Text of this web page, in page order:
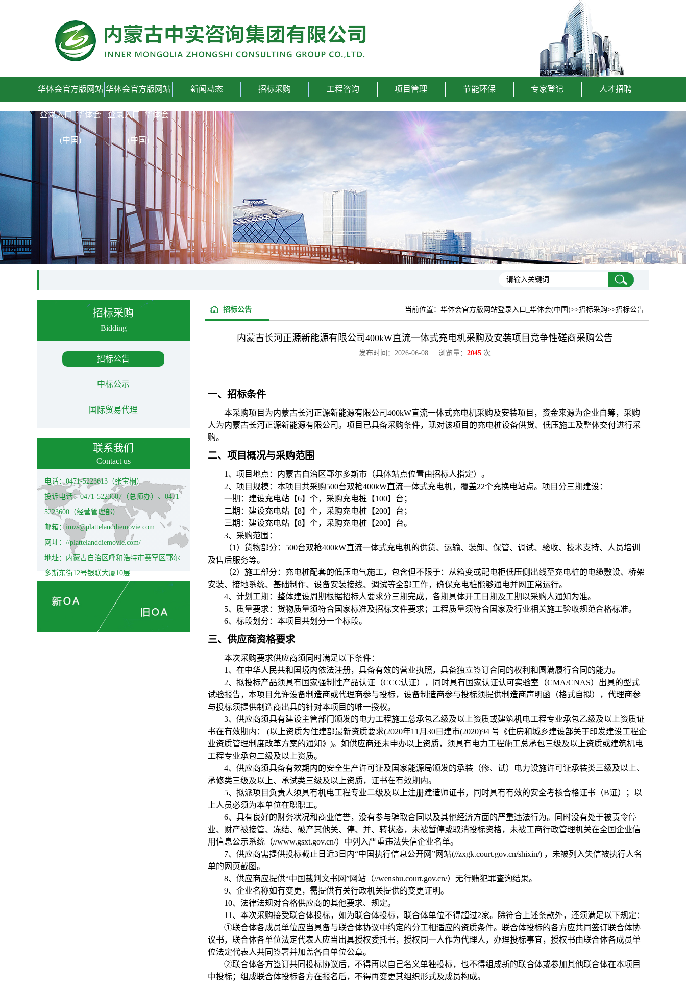
华体会官方版网站
登录入口_华体会
(中国)
华体会官方版网站
登录入口_华体会
(中国)
新闻动态 招标采购 工程咨询 项目管理 节能环保 专家登记 人才招聘
招标采购
Bidding
招标公告
中标公示
国际贸易代理
联系我们
Contact us
电话：0471-5223613（张宝桐）
投诉电话：0471-5223607（总师办）、0471-
5223600（经营管理部）
邮箱：imzs@plattelanddiemovie.com
网址：//plattelanddiemovie.com/
地址：内蒙古自治区呼和浩特市赛罕区鄂尔
多斯东街12号银联大厦10层
当前位置： 华体会官方版网站登录入口_华体会(中国)>>招标采购>>招标公告
招标公告
内蒙古长河正源新能源有限公司400kW直流一体式充电机采购及安装项目竞争性磋商采购公告
发布时间：2026-06-08 浏览量： 2045 次
一、招标条件
本采购项目为内蒙古长河正源新能源有限公司400kW直流一体式充电机采购及安装项目，资金来源为企业自筹，采购
人为内蒙古长河正源新能源有限公司。项目已具备采购条件，现对该项目的充电桩设备供货、低压施工及整体交付进行采
购。
二、项目概况与采购范围
1 、项目地点：内蒙古自治区鄂尔多斯市（具体站点位置由招标人指定）。
2、项目规模：本项目共采购500台双枪400kW直流一体式充电机，覆盖22个充换电站点。项目分三期建设：
一期：建设充电站【6】个，采购充电桩【100】台；
二期：建设充电站【8】个，采购充电桩【200】台；
三期：建设充电站【8】个，采购充电桩【200】台。
3、采购范围：
（1）货物部分：500台双枪400kW直流一体式充电机的供货、运输、装卸、保管、调试、验收、技术支持、人员培训
及售后服务等。
（2）施工部分：充电桩配套的低压电气施工，包含但不限于：从箱变或配电柜低压侧出线至充电桩的电缆敷设、桥架
安装、接地系统、基础制作、设备安装接线、调试等全部工作，确保充电桩能够通电并网正常运行。
4、计划工期：整体建设周期根据招标人要求分三期完成，各期具体开工日期及工期以采购人通知为准。
5、质量要求：货物质量须符合国家标准及招标文件要求；工程质量须符合国家及行业相关施工验收规范合格标准。
6、标段划分：本项目共划分一个标段。
三、供应商资格要求
本次采购要求供应商须同时满足以下条件：
1、 在中华人民共和国境内依法注册，具备有效的营业执照，具备独立签订合同的权利和圆满履行合同的能力。
2、 拟投标产品须具有国家强制性产品认证（CCC认证），同时具有国家认证认可实验室（CMA/CNAS）出具的型式
试验报告，本项目允许设备制造商或代理商参与投标，设备制造商参与投标须提供制造商声明函（格式自拟），代理商参
与投标须提供制造商出具的针对本项目的唯一授权。
3、供应商须具有建设主管部门颁发的电力工程施工总承包乙级及以上资质或建筑机电工程专业承包乙级及以上资质证
书在有效期内： (以上资质为住建部最新资质要求(2020年11月30日建市(2020)94 号《住房和城乡建设部关于印发建设工程企
业资质管理制度改革方案的通知》)。如供应商还未申办以上资质，须具有电力工程施工总承包三级及以上资质或建筑机电
工程专业承包二级及以上资质。
4、供应商须具备有效期内的安全生产许可证及国家能源局颁发的承装（修、试）电力设施许可证承装类三级及以上、
承修类三级及以上、承试类三级及以上资质，证书在有效期内。
5、拟派项目负责人须具有机电工程专业二级及以上注册建造师证书，同时具有有效的安全考核合格证书（B证）；以
上人员必须为本单位在职职工。
6、具有良好的财务状况和商业信誉，没有参与骗取合同以及其他经济方面的严重违法行为。同时没有处于被责令停
业、财产被接管、冻结、破产其他关、停、并、转状态，未被暂停或取消投标资格，未被工商行政管理机关在全国企业信
用信息公示系统（//www.gsxt.gov.cn/）中列入严重违法失信企业名单。
7、供应商需提供投标截止日近3日内“中国执行信息公开网”网站(//zxgk.court.gov.cn/shixin/) ，未被列入失信被执行人名
单的网页截图。
8、供应商应提供“中国裁判文书网”网站（//wenshu.court.gov.cn/）无行贿犯罪查询结果。
9、企业名称如有变更，需提供有关行政机关提供的变更证明。
10、法律法规对合格供应商的其他要求、规定。
11 、本次采购接受联合体投标，如为联合体投标，联合体单位不得超过2家。除符合上述条款外，还须满足以下规定：
①联合体各成员单位应当具备与联合体协议中约定的分工相适应的资质条件。联合体投标的各方应共同签订联合体协
议书，联合体各单位法定代表人应当出具授权委托书，授权同一人作为代理人，办理投标事宜，授权书由联合体各成员单
位法定代表人共同签署并加盖各自单位公章。
②联合体各方签订共同投标协议后，不得再以自己名义单独投标，也不得组成新的联合体或参加其他联合体在本项目
中投标；组成联合体投标各方在报名后，不得再变更其组织形式及成员构成。